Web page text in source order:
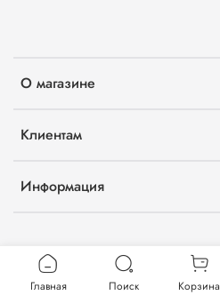
О магазине
Клиентам
Информация
Главная Поиск Корзина